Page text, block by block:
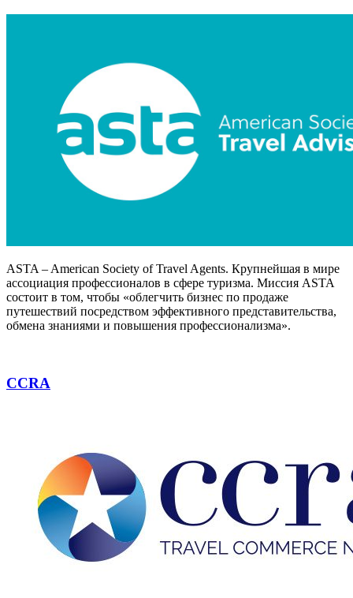
ASTA – American Society of Travel Agents. Крупнейшая в мире
ассоциация профессионалов в сфере туризма. Миссия ASTA
состоит в том, чтобы «облегчить бизнес по продаже
путешествий посредством эффективного представительства,
обмена знаниями и повышения профессионализма».
CCRA